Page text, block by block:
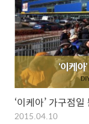
‘이케아’ 가구점
2015.04.10